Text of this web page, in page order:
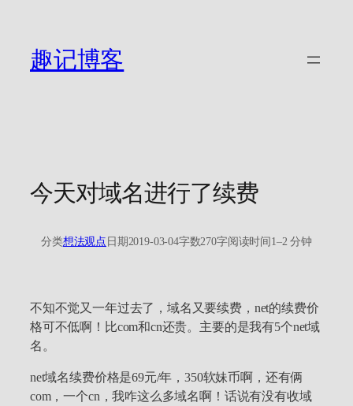
趣记博客
今天对域名进行了续费
分类想法观点 日期2019-03-04字数270字阅读时间 1–2 分钟
不知不觉又一年过去了，域名又要续费，net的续费价
格可不低啊！比com和cn还贵。主要的是我有5个net域
名。
net域名续费价格是69元/年，350软妹币啊，还有俩
com，一个cn，我咋这么多域名啊！话说有没有收域